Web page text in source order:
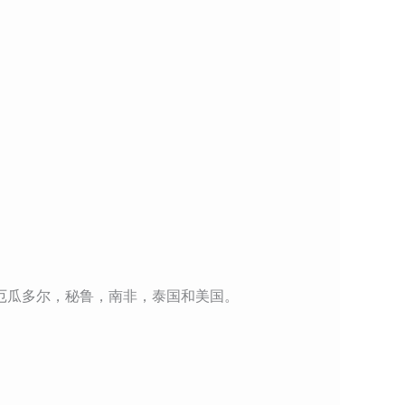
多尔，秘鲁，南非，泰国和美国。